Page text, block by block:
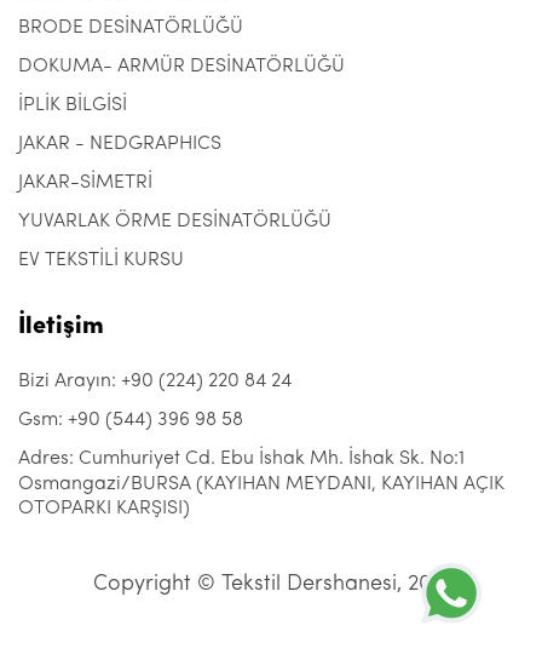
BRODE DESİNATÖRLÜĞÜ
DOKUMA- ARMÜR DESİNATÖRLÜĞÜ
İPLİK BİLGİSİ
JAKAR - NEDGRAPHICS
JAKAR-SİMETRİ
YUVARLAK ÖRME DESİNATÖRLÜĞÜ
EV TEKSTİLİ KURSU
İletişim
Bizi Arayın: +90 (224) 220 84 24
Gsm: +90 (544) 396 98 58
Adres: Cumhuriyet Cd. Ebu İshak Mh. İshak Sk. No:1
Osmangazi/BURSA (KAYIHAN MEYDANI, KAYIHAN AÇIK
OTOPARKI KARŞISI)
Copyright © Tekstil Dershanesi, 2021